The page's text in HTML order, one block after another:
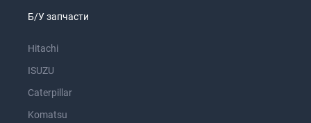
Б/У запчасти
Hitachi
ISUZU
Caterpillar
Komatsu